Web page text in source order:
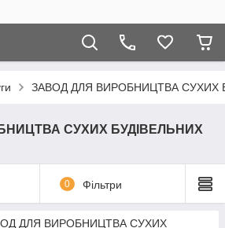
ЗАВОД ДЛЯ ВИРОБНИЦТВА СУХИХ
СУХИХ БУДІВЕЛЬНИХ
0 Фільтри
ДЛЯ ВИРОБНИЦТВА СУХИХ